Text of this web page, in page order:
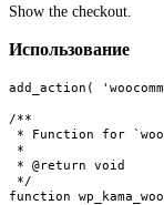
Show the checkout.
Использование
add_action(
/**
* Function for
*
* @return void
*/
function